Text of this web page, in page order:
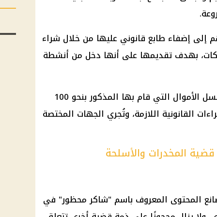
إلى إضفاء طابع قانوني عليها من خلال شراء
بهدف تقديمها على أنها دخل من أنشطة
وأضافت المحكمة: "قُدِّرت أنشطة غسل الأموال التي قام بها المذكور بنحو 100
القانونية اللازمة، وتُجري الجهات المختصة
المخدرات والأسلحة
المحتوى المعروف باسم "شاكر محظور" في